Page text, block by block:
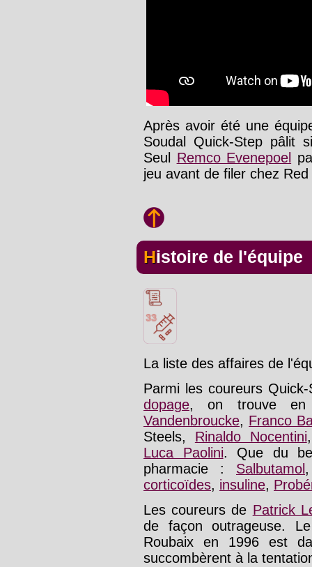
Après avoir été une
Soudal Quick-Step pâlit
Seul Remco Evenepoel
jeu avant de filer chez
Histoire de l'équipe
La liste des affaires de
Parmi les coureurs
dopage, on trouve
Vandenbroucke, Franco
Steels, Rinaldo Nocentini
Luca Paolini. Que du
pharmacie : Salbutamol
corticoïdes, insuline,
Les coureurs de Patrick
de façon outrageuse.
Roubaix en 1996 est
succombèrent à la